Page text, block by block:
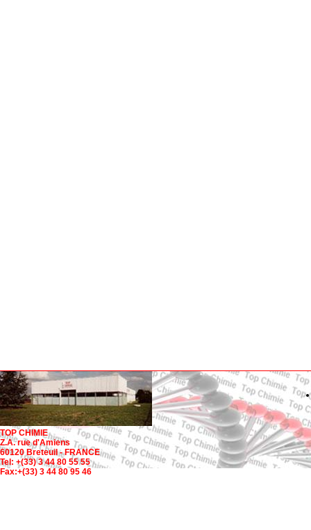
TOP CHIMIE
Z.A. rue d'Amiens
60120 Breteuil - FRANCE
Tel: +(33) 3 44 80 55 55
Fax:+(33) 3 44 80 95 46